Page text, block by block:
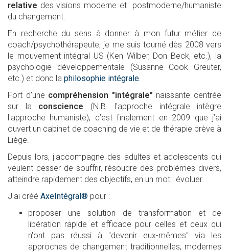
relative des visions moderne et postmoderne/humaniste
du changement.
En recherche du sens à donner à mon futur métier de
coach/psychothérapeute, je me suis tourné dès 2008 vers
le mouvement intégral US (Ken Wilber, Don Beck, etc.), la
psychologie développementale (Susanne Cook Greuter,
etc.) et donc la philosophie intégrale.
Fort d'une compréhension "intégrale" naissante centrée
sur la conscience (N.B. l'approche intégrale intègre
l'approche humaniste), c’est finalement en 2009 que j’ai
ouvert un cabinet de coaching de vie et de thérapie brève à
Liège.
Depuis lors, j'accompagne des adultes et adolescents qui
veulent cesser de souffrir, résoudre des problèmes divers,
atteindre rapidement des objectifs, en un mot : évoluer.
J'ai créé AxeIntégral® pour :
proposer une solution de transformation et de
libération rapide et efficace pour celles et ceux qui
n'ont pas réussi à "devenir eux-mêmes" via les
approches de changement traditionnelles, modernes